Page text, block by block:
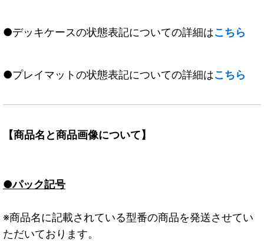
●デッキケースの状態表記についての詳細はこちら
●プレイマットの状態表記についての詳細はこちら
【商品名と商品画像について】
●パック記号
※商品名に記載されている型番の商品を発送させてい
ただいております。